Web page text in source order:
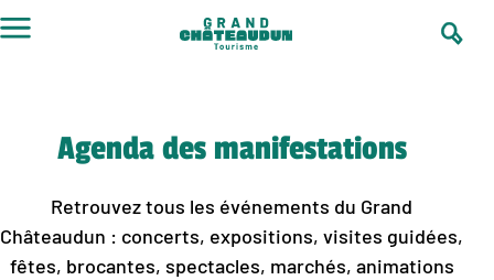
au
Agenda des manifestations
Retrouvez tous les événements du Grand
Châteaudun : concerts, expositions, visites guidées,
fêtes, brocantes, spectacles, marchés, animations